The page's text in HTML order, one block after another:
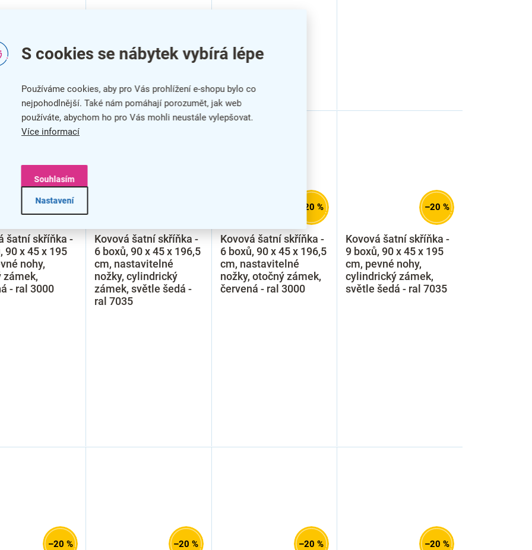
S cookies se nábytek vybírá lépe
Používáme cookies, aby pro Vás prohlížení e-shopu bylo co
nejpohodlnější. Také nám pomáhají porozumět, jak web
používáte, abychom ho pro Vás mohli neustále vylepšovat.
Více informací
Nastavení
Souhlasím
šatní skříňka -
90 x 45 x 195
nohy,
zámek,
- ral 3000
Kovová šatní skříňka -
6 boxů, 90 x 45 x 196,5
cm, nastavitelné
nožky, cylindrický
zámek, světle šedá -
ral 7035
–20 %
Kovová šatní skříňka -
6 boxů, 90 x 45 x 196,5
cm, nastavitelné
nožky, otočný zámek,
červená - ral 3000
–20 %
Kovová šatní skříňka -
9 boxů, 90 x 45 x 195
cm, pevné nohy,
cylindrický zámek,
světle šedá - ral 7035
–20 % –20 % –20 % –20 %